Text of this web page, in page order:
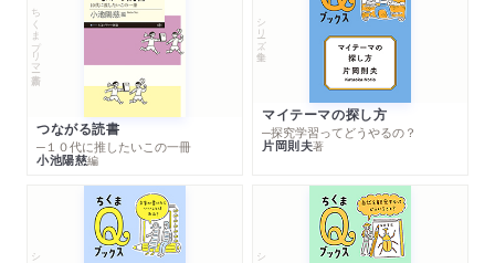
ちくまプリマー新書
つながる読書
─１０代に推したいこの一冊
小池陽慈編
シリーズ・全集
マイテーマの探し方
─探究学習ってどうやるの？
片岡則夫著